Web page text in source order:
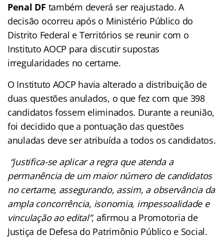
Penal DF também deverá ser reajustado. A
decisão ocorreu após o Ministério Público do
Distrito Federal e Territórios se reunir com o
Instituto AOCP para discutir supostas
irregularidades no certame.
O Instituto AOCP havia alterado a distribuição de
duas questões anulados, o que fez com que 398
candidatos fossem eliminados. Durante a reunião,
foi decidido que a pontuação das questões
anuladas deve ser atribuída a todos os candidatos.
“justifica-se aplicar a regra que atenda a
permanência de um maior número de candidatos
no certame, assegurando, assim, a observância da
ampla concorrência, isonomia, impessoalidade e
vinculação ao edital”, afirmou a Promotoria de
Justiça de Defesa do Patrimônio Público e Social.